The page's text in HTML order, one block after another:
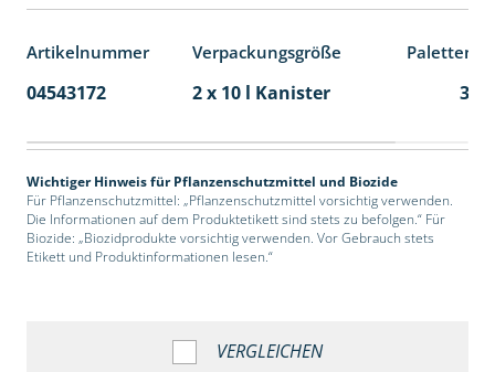
Artikelnummer Verpackungsgröße
04543172 2 x 10 l Kanister 36
Wichtiger Hinweis für Pflanzenschutzmittel und Biozide
Für Pflanzenschutzmittel: „Pflanzenschutzmittel vorsichtig verwenden.
Die Informationen auf dem Produktetikett sind stets zu befolgen.“ Für
Biozide: „Biozidprodukte vorsichtig verwenden. Vor Gebrauch stets
Etikett und Produktinformationen lesen.“
VERGLEICHEN